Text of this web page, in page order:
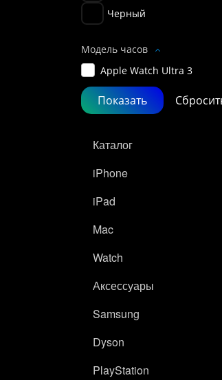
Черный
Модель часов
Apple Watch Ultra 3
Каталог
iPhone
iPad
Mac
Watch
Аксессуары
Samsung
Dyson
PlayStation